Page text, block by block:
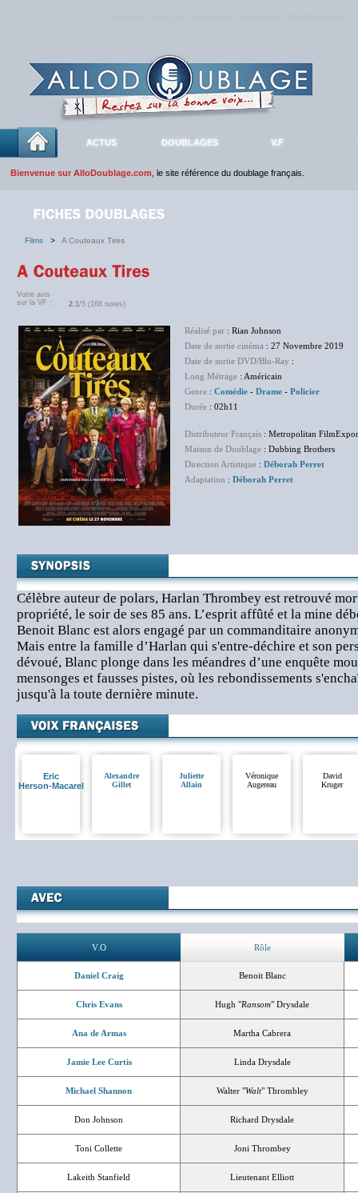
ACTUS DOUBLAGES V.F
Bienvenue sur AlloDoublage.com , le site référence du doublage français.
Films > A Couteaux Tires
Votre avis
sur la VF :
2.1/5 (168 notes)
Réalisé par : Rian Johnson
Date de sortie cinéma : 27 Novembre 2019
Date de sortie DVD/Blu-Ray :
Long Métrage : Américain
Genre : Comédie - Drame - Policier
Durée : 02h11
Distributeur Français : Metropolitan
Maison de Doublage : Dubbing Brothers
Direction Artistique : Déborah Perret
Adaptation : Déborah Perret
Célèbre auteur de polars, Harlan Thrombey est retrouvé
propriété, le soir de ses 85 ans. L’esprit affûté et la mine
Benoit Blanc est alors engagé par un commanditaire
Mais entre la famille d’Harlan qui s'entre-déchire et son
dévoué, Blanc plonge dans les méandres d’une enquête
mensonges et fausses pistes, où les rebondissements
jusqu'à la toute dernière minute.
Eric
Herson-Macarel
Alexandre
Gillet
Juliette
Allain
Véronique
Augereau
David
Kruger
V.O Rôle
Daniel Craig Benoit Blanc
Chris Evans Hugh "Ransom" Drysdale
Ana de Armas Martha Cabrera
Jamie Lee Curtis Linda Drysdale
Michael Shannon Walter "Walt" Thrombley
Don Johnson Richard Drysdale
Toni Collette Joni Thrombey
Lakeith Stanfield Lieutenant Elliott